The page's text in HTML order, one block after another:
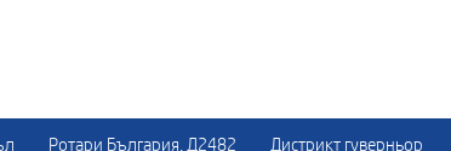
Ротари България, Д2482 Дистрикт гуверньор